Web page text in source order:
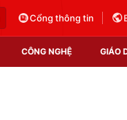
Cổng thông tin
CÔNG NGHỆ GIÁO